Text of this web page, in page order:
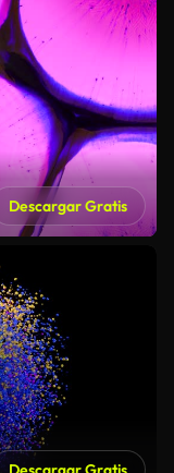
Descargar Gratis